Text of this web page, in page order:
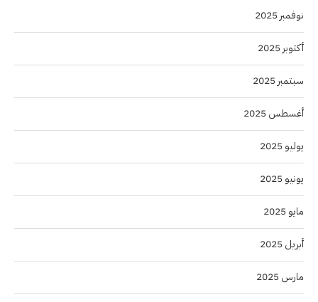
نوفمبر 2025
أكتوبر 2025
سبتمبر 2025
أغسطس 2025
يوليو 2025
يونيو 2025
مايو 2025
أبريل 2025
مارس 2025